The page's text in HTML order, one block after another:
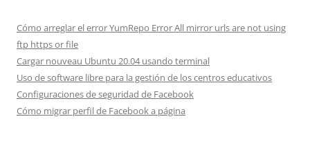
Cómo arreglar el error YumRepo Error All mirror urls are not using
ftp https or file
Cargar nouveau Ubuntu 20.04 usando terminal
Uso de software libre para la gestión de los centros educativos
Configuraciones de seguridad de Facebook
Cómo migrar perfil de Facebook a página